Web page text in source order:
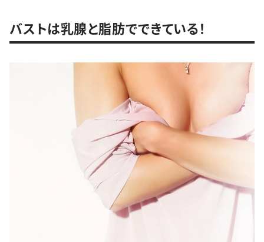
バストは乳腺と脂肪でできている！